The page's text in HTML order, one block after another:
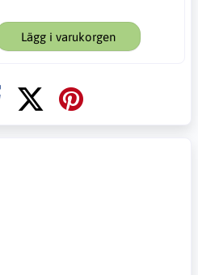
Lägg i varukorgen